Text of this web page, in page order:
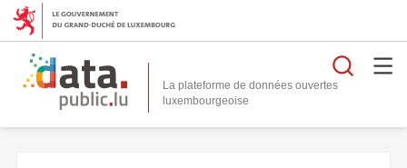
La plateforme de données ouvertes